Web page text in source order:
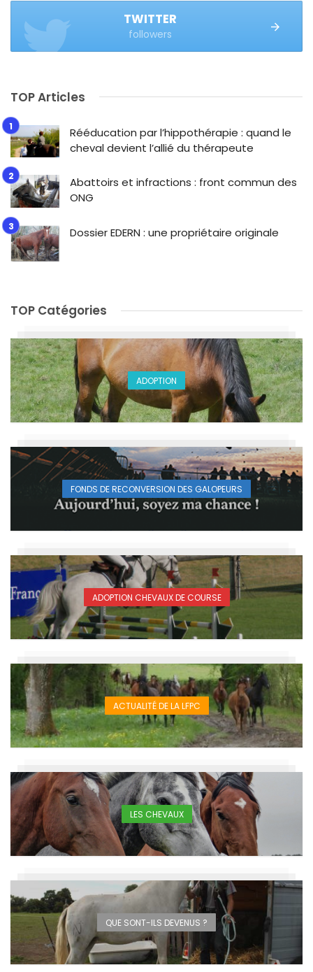
TWITTER
followers
TOP Articles
Rééducation par l’hippothérapie : quand le
cheval devient l’allié du thérapeute
Abattoirs et infractions : front commun des
ONG
Dossier EDERN : une propriétaire originale
TOP Catégories
ADOPTION
FONDS DE RECONVERSION DES GALOPEURS
ADOPTION CHEVAUX DE COURSE
ACTUALITÉ DE LA LFPC
LES CHEVAUX
QUE SONT-ILS DEVENUS ?